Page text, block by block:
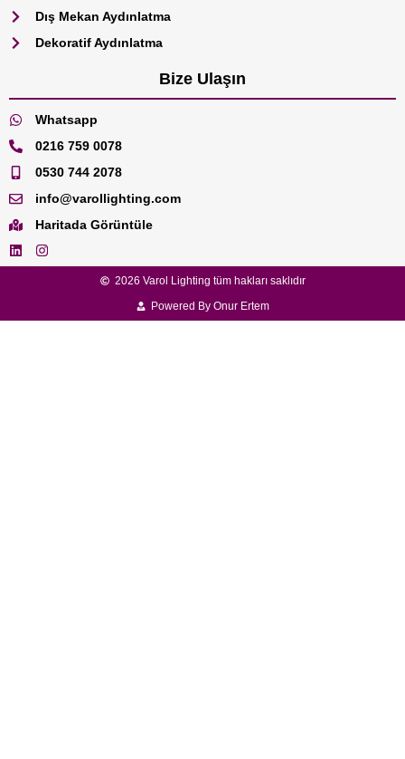
Dış Mekan Aydınlatma
Dekoratif Aydınlatma
Bize Ulaşın
Whatsapp
0216 759 0078
0530 744 2078
info@varollighting.com
Haritada Görüntüle
2026 Varol Lighting tüm hakları saklıdır
Powered By Onur Ertem